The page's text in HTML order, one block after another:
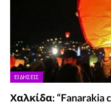
ΕΙΔΉΣΕΙΣ
Χαλκίδα: “Fanarakia